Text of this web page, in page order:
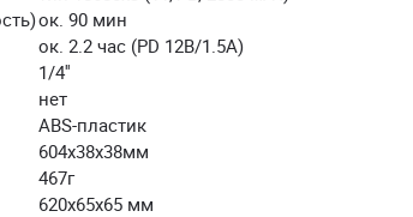
ок. 90 мин
ок. 2.2 час (PD 12В/1.5A)
1/4''
нет
ABS-пластик
604х38х38мм
467г
620х65х65 мм